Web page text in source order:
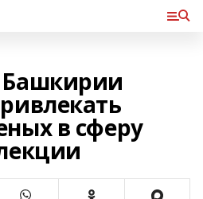
Башкирии
в сферу